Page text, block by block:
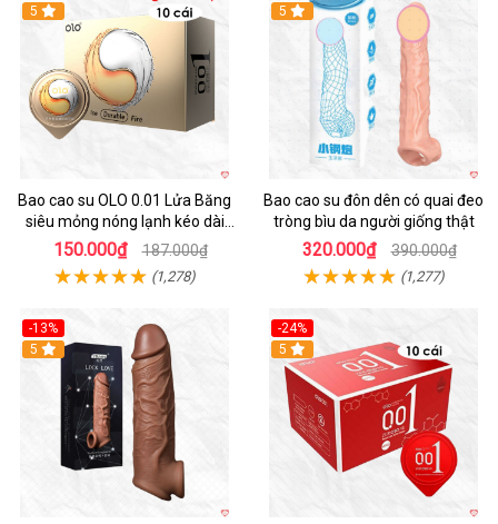
Hot
5
Bao cao su OLO 0.01 Lửa Băng
siêu mỏng nóng lạnh kéo dài
thời gian hộp 10
150.000₫ 187.000₫
(1,278)
5
Bao cao su đôn dên có quai đeo
tròng bìu da người giống thật
320.000₫ 390.000₫
(1,277)
-13%
5
-24%
Hot
5